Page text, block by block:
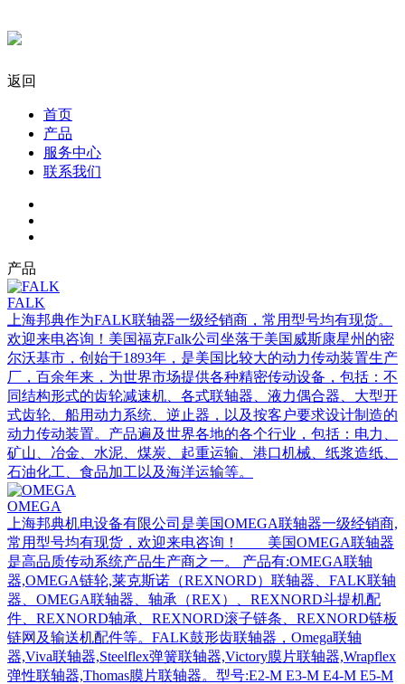
返回
首页
产品
服务中心
联系我们
产品
FALK
上海邦典作为FALK联轴器一级经销商，常用型号均有现货。
欢迎来电咨询！美国福克Falk公司坐落于美国威斯康星州的密
尔沃基市，创始于1893年，是美国比较大的动力传动装置生产
厂，百余年来，为世界市场提供各种精密传动设备，包括：不
同结构形式的齿轮减速机、各式联轴器、液力偶合器、大型开
式齿轮、船用动力系统、逆止器，以及按客户要求设计制造的
动力传动装置。产品遍及世界各地的各个行业，包括：电力、
矿山、冶金、水泥、煤炭、起重运输、港口机械、纸浆造纸、
石油化工、食品加工以及海洋运输等。
OMEGA
上海邦典机电设备有限公司是美国OMEGA联轴器一级经销商,
常用型号均有现货，欢迎来电咨询！ 美国OMEGA联轴器
是高品质传动系统产品生产商之一。 产品有:OMEGA联轴
器,OMEGA链轮,莱克斯诺（REXNORD）联轴器、FALK联轴
器、OMEGA联轴器、轴承（REX）、REXNORD斗提机配
件、REXNORD轴承、REXNORD滚子链条、REXNORD链板
链网及输送机配件等。FALK鼓形齿联轴器，Omega联轴
器,Viva联轴器,Steelflex弹簧联轴器,Victory膜片联轴器,Wrapflex
弹性联轴器,Thomas膜片联轴器。型号:E2-M E3-M E4-M E5-M